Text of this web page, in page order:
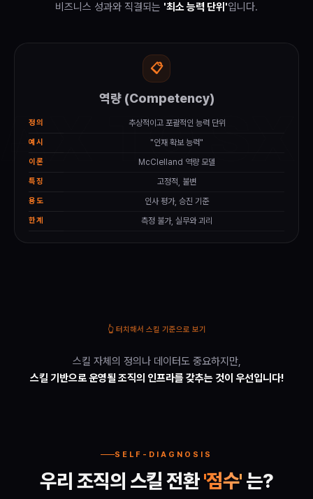
AX TO
비즈니스 성과와 직결되는 '최소 능력 단위'입니다.
📋
역량 (Competency)
정의 추상적이고 포괄적인 능력 단위
예시 "인재 확보 능력"
이론 McClelland 역량 모델
특징 고정적, 불변
용도 인사 평가, 승진 기준
한계 측정 불가, 실무와 괴리
⚡
스킬 (Skill)
구체적이고 측정 가능한 능력 단위
"채용 배너 제작", "SQL 분석"
Kaufman·Borich GAP 모델
변화무쌍 (트렌드 반영)
채용 · 학습 · 배치 · 성과
즉시 측정, 비즈니스 직결
👆 터치해서 스킬 기준으로 보기
스킬 자체의 정의나 데이터도 중요하지만,
스킬 기반으로 운영될 조직의 인프라를 갖추는 것이 우선입니다!
SELF-DIAGNOSIS
우리 조직의 스킬 전환'점수' 는?